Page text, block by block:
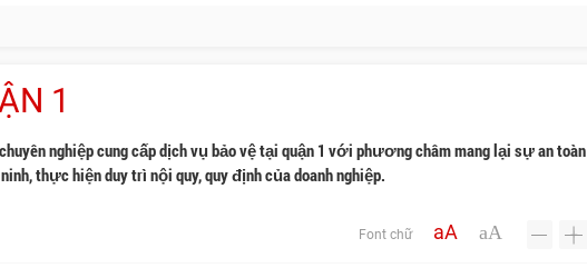
1
nghiệp cung cấp dịch vụ bảo vệ tại quận 1 với phương châm mang lại sự an toàn
thực hiện duy trì nội quy, quy định của doanh nghiệp.
Font chữ aA aA - +